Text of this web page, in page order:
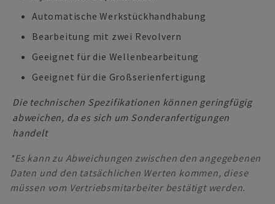
Automatische Werkstückhandhabung
Bearbeitung mit zwei Revolvern
Geeignet für die Wellenbearbeitung
Geeignet für die Großserienfertigung
Die technischen Spezifikationen können geringfügig
abweichen, da es sich um Sonderanfertigungen
handelt
*Es kann zu Abweichungen zwischen den angegebenen
Daten und den tatsächlichen Werten kommen, diese
müssen vom Vertriebsmitarbeiter bestätigt werden.